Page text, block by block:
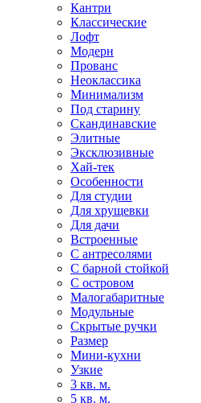
Кантри
Классические
Лофт
Модерн
Прованс
Неоклассика
Минимализм
Под старину
Скандинавские
Элитные
Эксклюзивные
Хай-тек
Особенности
Для студии
Для хрущевки
Для дачи
Встроенные
С антресолями
С барной стойкой
С островом
Малогабаритные
Модульные
Скрытые ручки
Размер
Мини-кухни
Узкие
3 кв. м.
5 кв. м.